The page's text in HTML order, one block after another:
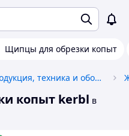
Щипцы для обрезки копыт
Сельхозпродукция, техника и оборудование
копыт kerbl в